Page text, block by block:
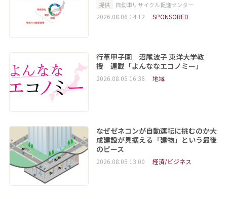
提供 自動車リサイクル促進センター
2026.08.06 14:12 SPONSORED
行革甲子園 沼尾波子 東洋大学教
授 連載「よんななエコノミー」
2026.08.05 16:36 地域
なぜゼネコンが自動運転に挑むのか――大
成建設が見据える「建物」という最後
のピース
2026.08.05 13:00 経済/ビジネス